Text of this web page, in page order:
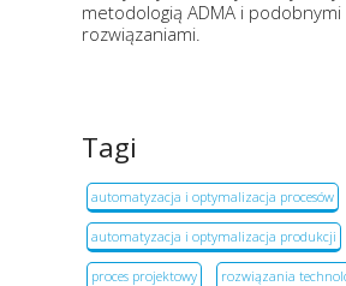
metodologią ADMA i podobnymi
rozwiązaniami.
Tagi
automatyzacja i optymalizacja procesów
automatyzacja i optymalizacja produkcji
proces projektowy rozwiązania